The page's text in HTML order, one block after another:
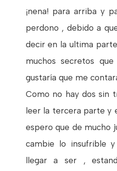
¡nena! para arriba y
perdono , debido a
decir en la ultima
muchos secretos
gustaría que me
Como no hay dos sin
leer la tercera parte y
espero que de mucho
cambie lo insufrible
llegar a ser ,